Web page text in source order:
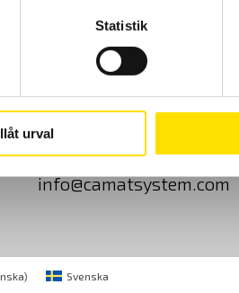
Statistik
urval
Kundundersökning
08-50 52 68 00
info@camatsystem.com
) Svenska